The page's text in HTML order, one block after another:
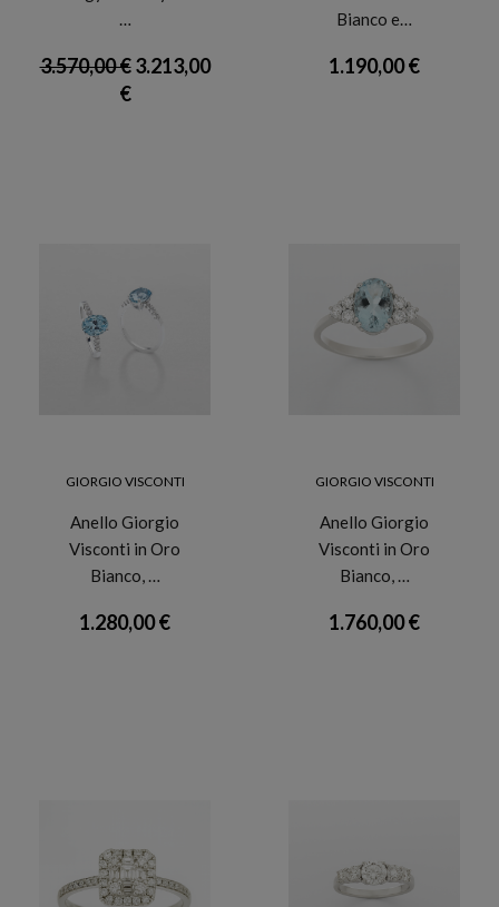
…
3.570,00 €3.213,00
€
Bianco e…
1.190,00 €
GIORGIO VISCONTI
Anello Giorgio
Visconti in Oro
Bianco, …
1.280,00 €
GIORGIO VISCONTI
Anello Giorgio
Visconti in Oro
Bianco, …
1.760,00 €